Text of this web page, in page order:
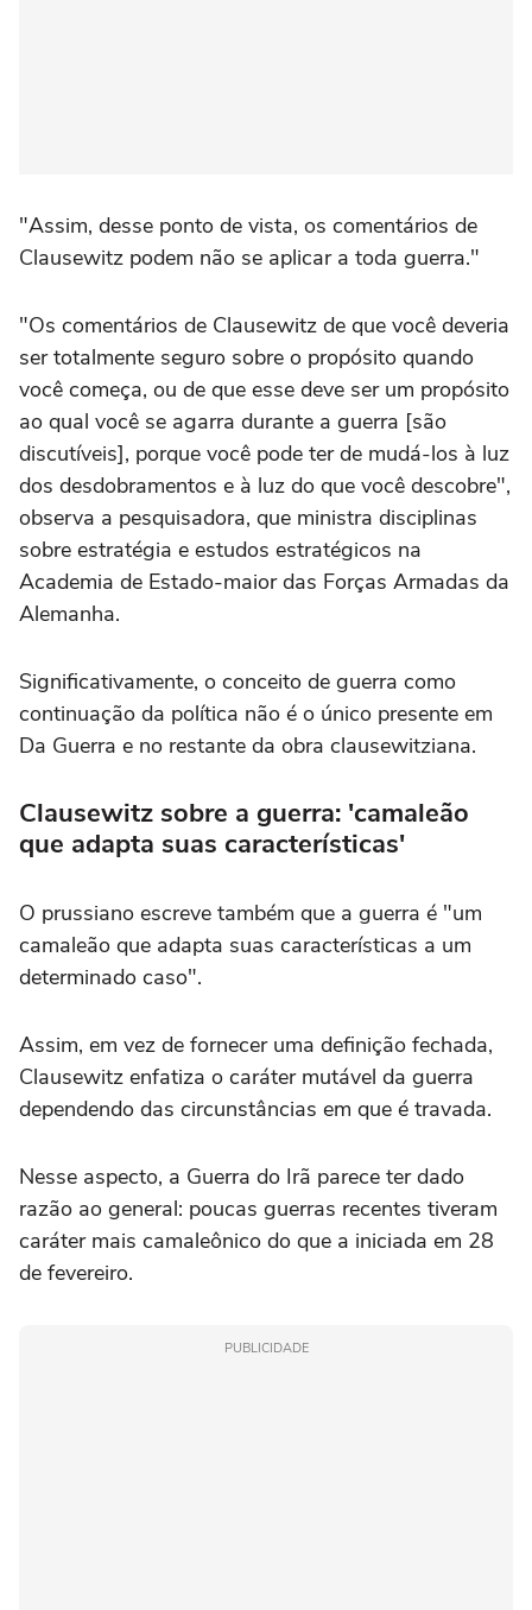
"Assim, desse ponto de vista, os comentários de
Clausewitz podem não se aplicar a toda guerra."
"Os comentários de Clausewitz de que você deveria
ser totalmente seguro sobre o propósito quando
você começa, ou de que esse deve ser um propósito
ao qual você se agarra durante a guerra [são
discutíveis], porque você pode ter de mudá-los à luz
dos desdobramentos e à luz do que você descobre",
observa a pesquisadora, que ministra disciplinas
sobre estratégia e estudos estratégicos na
Academia de Estado-maior das Forças Armadas da
Alemanha.
Significativamente, o conceito de guerra como
continuação da política não é o único presente em
Da Guerra e no restante da obra clausewitziana.
Clausewitz sobre a guerra: 'camaleão
que adapta suas características'
O prussiano escreve também que a guerra é "um
camaleão que adapta suas características a um
determinado caso".
Assim, em vez de fornecer uma definição fechada,
Clausewitz enfatiza o caráter mutável da guerra
dependendo das circunstâncias em que é travada.
Nesse aspecto, a Guerra do Irã parece ter dado
razão ao general: poucas guerras recentes tiveram
caráter mais camaleônico do que a iniciada em 28
de fevereiro.
PUBLICIDADE